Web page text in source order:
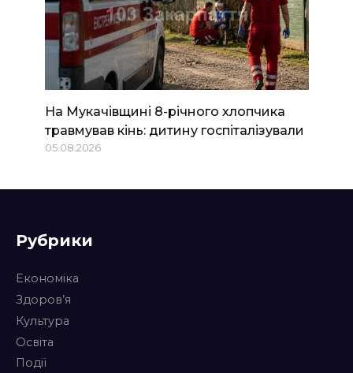
На Мукачівщині 8-річного хлопчика
травмував кінь: дитину госпіталізували
05.08.2026
Рубрики
Економіка
Здоров’я
Культура
Освіта
Події